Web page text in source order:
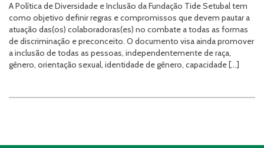
A Política de Diversidade e Inclusão da Fundação Tide Setubal tem
como objetivo definir regras e compromissos que devem pautar a
atuação das(os) colaboradoras(es) no combate a todas as formas
de discriminação e preconceito. O documento visa ainda promover
a inclusão de todas as pessoas, independentemente de raça,
gênero, orientação sexual, identidade de gênero, capacidade […]